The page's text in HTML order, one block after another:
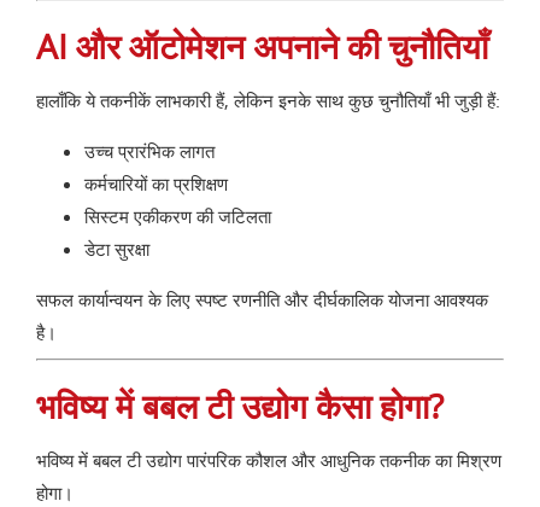
AI और ऑटोमेशन अपनाने की चुनौतियाँ
हालाँकि ये तकनीकें लाभकारी हैं, लेकिन इनके साथ कुछ चुनौतियाँ भी जुड़ी हैं:
उच्च प्रारंभिक लागत
कर्मचारियों का प्रशिक्षण
सिस्टम एकीकरण की जटिलता
डेटा सुरक्षा
सफल कार्यान्वयन के लिए स्पष्ट रणनीति और दीर्घकालिक योजना आवश्यक
है।
भविष्य में बबल टी उद्योग कैसा होगा?
भविष्य में बबल टी उद्योग पारंपरिक कौशल और आधुनिक तकनीक का मिश्रण
होगा।